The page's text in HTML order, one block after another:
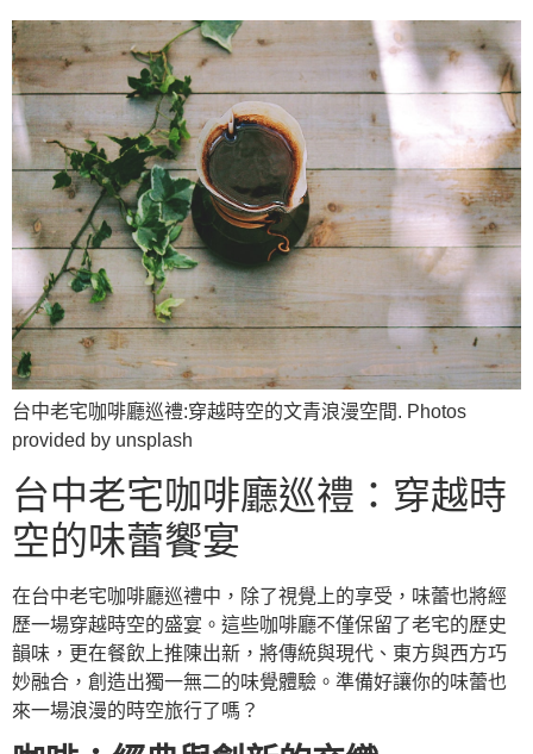
台中老宅咖啡廳巡禮:穿越時空的文青浪漫空間. Photos
provided by unsplash
台中老宅咖啡廳巡禮：穿越時
空的味蕾饗宴
在台中老宅咖啡廳巡禮中，除了視覺上的享受，味蕾也將經
歷一場穿越時空的盛宴。這些咖啡廳不僅保留了老宅的歷史
韻味，更在餐飲上推陳出新，將傳統與現代、東方與西方巧
妙融合，創造出獨一無二的味覺體驗。準備好讓你的味蕾也
來一場浪漫的時空旅行了嗎？